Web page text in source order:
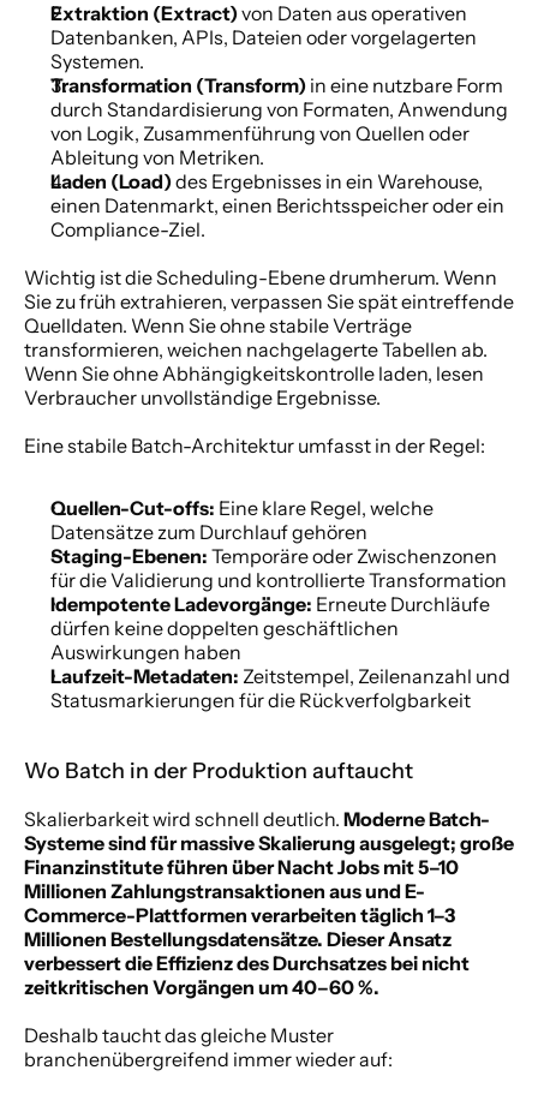
Extraktion (Extract) von Daten aus operativen
Datenbanken, APIs, Dateien oder vorgelagerten
Systemen.
Transformation (Transform) in eine nutzbare Form
durch Standardisierung von Formaten, Anwendung
von Logik, Zusammenführung von Quellen oder
Ableitung von Metriken.
Laden (Load) des Ergebnisses in ein Warehouse,
einen Datenmarkt, einen Berichtsspeicher oder ein
Compliance-Ziel.
Wichtig ist die Scheduling-Ebene drumherum. Wenn
Sie zu früh extrahieren, verpassen Sie spät eintreffende
Quelldaten. Wenn Sie ohne stabile Verträge
transformieren, weichen nachgelagerte Tabellen ab.
Wenn Sie ohne Abhängigkeitskontrolle laden, lesen
Verbraucher unvollständige Ergebnisse.
Eine stabile Batch-Architektur umfasst in der Regel:
Quellen-Cut-offs: Eine klare Regel, welche
Datensätze zum Durchlauf gehören
Staging-Ebenen: Temporäre oder Zwischenzonen
für die Validierung und kontrollierte Transformation
Idempotente Ladevorgänge: Erneute Durchläufe
dürfen keine doppelten geschäftlichen
Auswirkungen haben
Laufzeit-Metadaten: Zeitstempel, Zeilenanzahl und
Statusmarkierungen für die Rückverfolgbarkeit
Wo Batch in der Produktion auftaucht
Skalierbarkeit wird schnell deutlich. Moderne Batch-
Systeme sind für massive Skalierung ausgelegt; große
Finanzinstitute führen über Nacht Jobs mit 5–10
Millionen Zahlungstransaktionen aus und E-
Commerce-Plattformen verarbeiten täglich 1–3
Millionen Bestellungsdatensätze. Dieser Ansatz
verbessert die Effizienz des Durchsatzes bei nicht
zeitkritischen Vorgängen um 40–60 %.
Deshalb taucht das gleiche Muster
branchenübergreifend immer wieder auf: